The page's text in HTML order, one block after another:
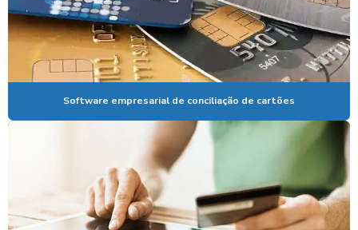
CONFERENCIA DE CARTÕES
CONFERENCIA DE CARTÕES DE CREDITO
EMPRESA DE AUDITORIA CARTÕES 5 ANOS
EMPRESA DE AUDITORIA DE CARTÕES DE CRÉDITO
EMPRESA DE CONCILIAÇÃO DE CARTÃO DE CRÉDITO
EMPRESA DE CONCILIAÇÃO DE CARTÃO DE CRÉDITO EM SP
EMPRESA DE CONCILIAÇÃO DE CARTÃO DE DÉBITO
Software empresarial de conciliação de cartões